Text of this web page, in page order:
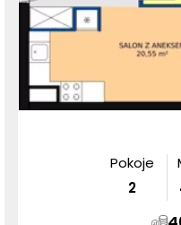
Pokoje
2